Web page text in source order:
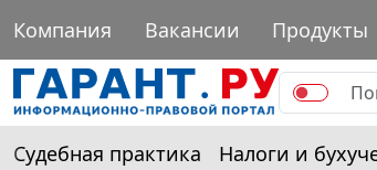
Компания Вакансии Продукты
Судебная практика Налоги и